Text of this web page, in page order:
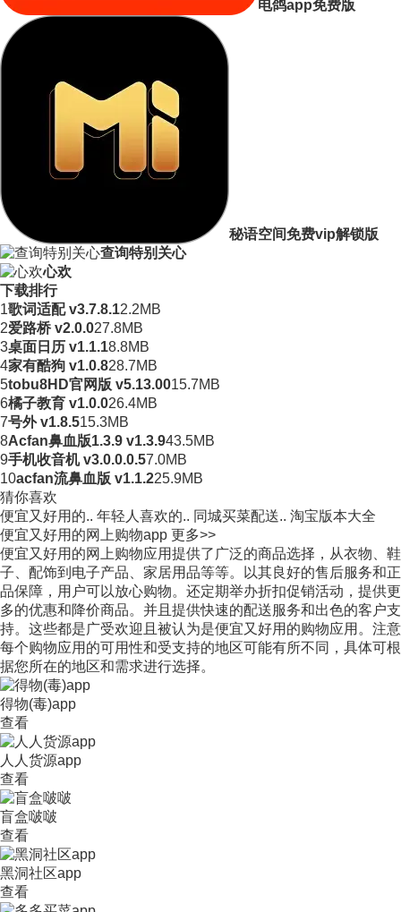
电鸽app免费版
秘语空间免费vip解锁版
查询特别关心
心欢
下载排行
1歌词适配 v3.7.8.12.2MB
2爱路桥 v2.0.027.8MB
3桌面日历 v1.1.18.8MB
4家有酷狗 v1.0.828.7MB
5tobu8HD官网版 v5.13.0015.7MB
6橘子教育 v1.0.026.4MB
7号外 v1.8.515.3MB
8Acfan鼻血版1.3.9 v1.3.943.5MB
9手机收音机 v3.0.0.0.57.0MB
10acfan流鼻血版 v1.1.225.9MB
猜你喜欢
便宜又好用的.. 年轻人喜欢的.. 同城买菜配送.. 淘宝版本大全
便宜又好用的网上购物app 更多>>
便宜又好用的网上购物应用提供了广泛的商品选择，从衣物、鞋
子、配饰到电子产品、家居用品等等。以其良好的售后服务和正
品保障，用户可以放心购物。还定期举办折扣促销活动，提供更
多的优惠和降价商品。并且提供快速的配送服务和出色的客户支
持。这些都是广受欢迎且被认为是便宜又好用的购物应用。注意
每个购物应用的可用性和受支持的地区可能有所不同，具体可根
据您所在的地区和需求进行选择。
得物(毒)app
查看
人人货源app
查看
盲盒啵啵
查看
黑洞社区app
查看